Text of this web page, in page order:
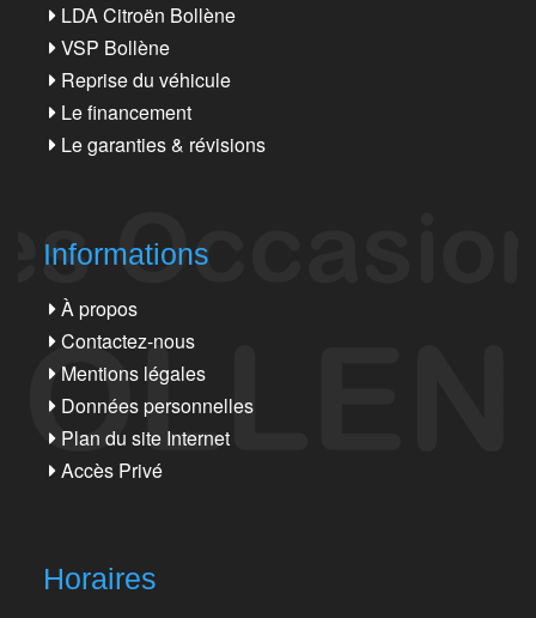
LDA Citroën Bollène
VSP Bollène
Reprise du véhicule
Le financement
Le garanties & révisions
Informations
À propos
Contactez-nous
Mentions légales
Données personnelles
Plan du site Internet
Accès Privé
Horaires